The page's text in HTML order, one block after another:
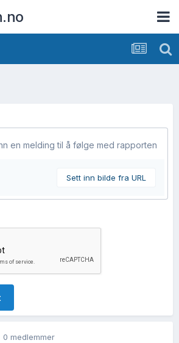
en melding til å følge med rapporten
Sett inn bilde fra URL
0 medlemmer